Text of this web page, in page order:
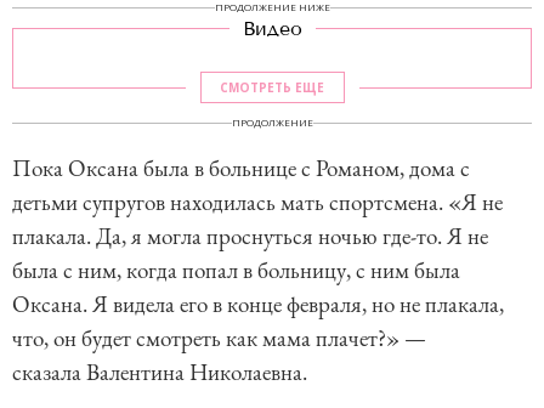
ПРОДОЛЖЕНИЕ НИЖЕ
Видео
СМОТРЕТЬ ЕЩЕ
ПРОДОЛЖЕНИЕ
Пока Оксана была в больнице с Романом, дома с
детьми супругов находилась мать спортсмена. «Я не
плакала. Да, я могла проснуться ночью где-то. Я не
была с ним, когда попал в больницу, с ним была
Оксана. Я видела его в конце февраля, но не плакала,
что, он будет смотреть как мама плачет?» —
сказала Валентина Николаевна.